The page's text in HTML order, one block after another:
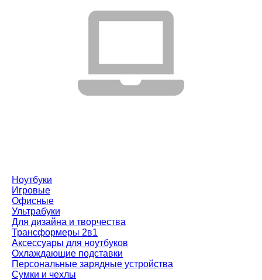
Ноутбуки
Игровые
Офисные
Ультрабуки
Для дизайна и творчества
Трансформеры 2в1
Аксессуары для ноутбуков
Охлаждающие подставки
Персональные зарядные устройства
Сумки и чехлы